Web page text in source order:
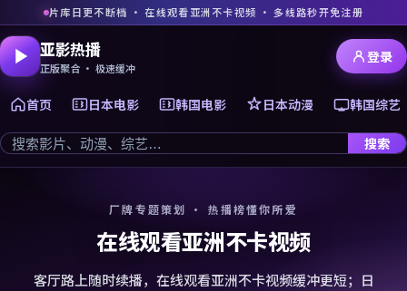
片库日更不断档 · 在线观看亚洲不卡视频 · 多线路秒开免注册
亚影热播
正版聚合 · 极速缓冲
首页 日本电影 韩国电影 日本动漫 韩国综艺
搜索
登录
厂牌专题策划 · 热播榜懂你所爱
在线观看亚洲不卡视频
客厅路上随时续播，在线观看亚洲不卡视频缓冲更短；日